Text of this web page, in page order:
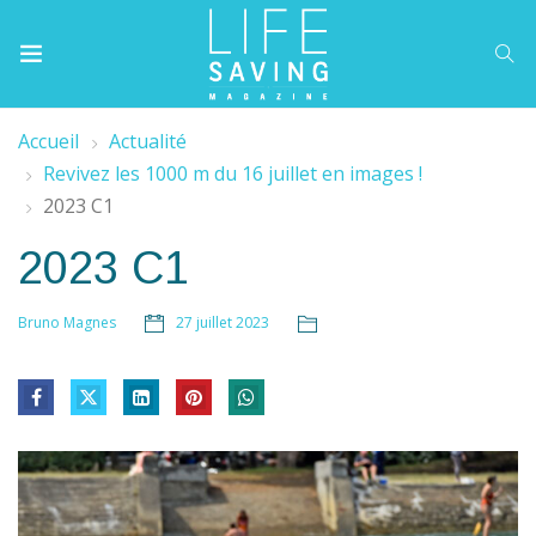
Accueil
Actualité
Revivez les 1000 m du 16 juillet en images !
2023 C1
2023 C1
Bruno Magnes 27 juillet 2023